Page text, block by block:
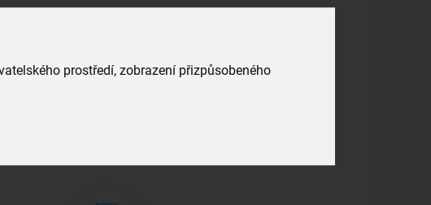
prostředí, zobrazení přizpůsobeného